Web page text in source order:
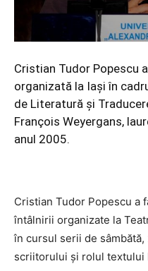
Cristian Tudor Popescu
organizată la Iaşi în
de Literatură şi
François Weyergans,
anul 2005.
Cristian Tudor Popescu a
întâlnirii organizate la
în cursul serii de
scriitorului şi rolul textului